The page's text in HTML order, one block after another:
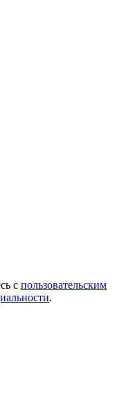
с пользовательским
.